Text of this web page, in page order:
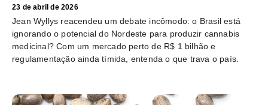
23 de abril de 2026
Jean Wyllys reacendeu um debate incômodo: o Brasil está
ignorando o potencial do Nordeste para produzir cannabis
medicinal? Com um mercado perto de R$ 1 bilhão e
regulamentação ainda tímida, entenda o que trava o país.